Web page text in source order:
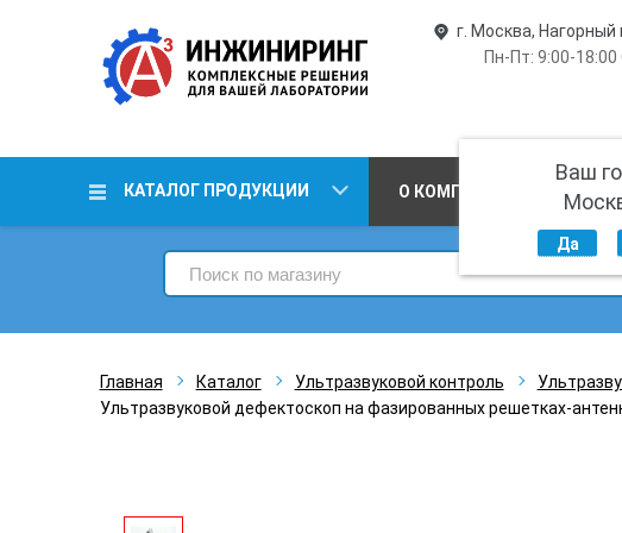
г. Москва, Нагорный
Пн-Пт: 9:00-
Ваш
Да
КАТАЛОГ ПРОДУКЦИИ О КОМПАНИИ
Главная Каталог Ультразвуковой контроль
Ультразвуковой дефектоскоп на фазированных решетках-